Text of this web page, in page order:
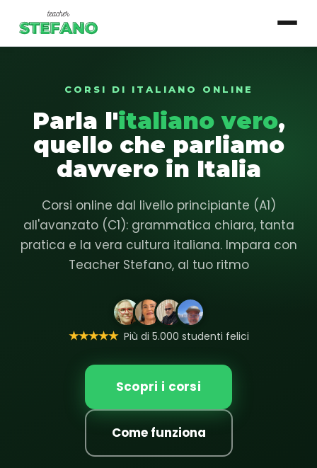
Essenziale
Base
Avanzato
Login studente
CORSI DI ITALIANO ONLINE
Parla l'italiano vero,
quello che parliamo
davvero in Italia
Corsi online dal livello principiante (A1)
all'avanzato (C1): grammatica chiara, tanta
pratica e la vera cultura italiana. Impara con
Teacher Stefano, al tuo ritmo
★★★★★ Più di 5.000 studenti felici
Scopri i corsi
Come funziona